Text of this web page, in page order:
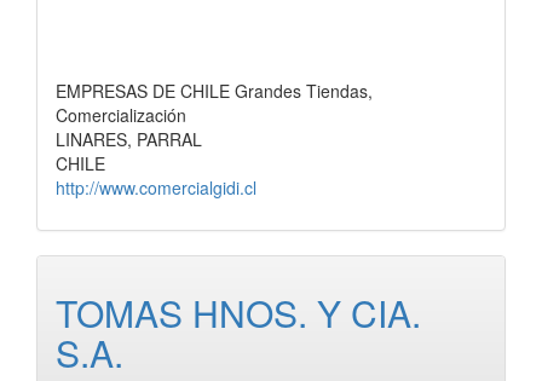
EMPRESAS DE CHILE Grandes Tiendas,
Comercialización
LINARES, PARRAL
CHILE
http://www.comercialgidi.cl
TOMAS HNOS. Y CIA.
S.A.